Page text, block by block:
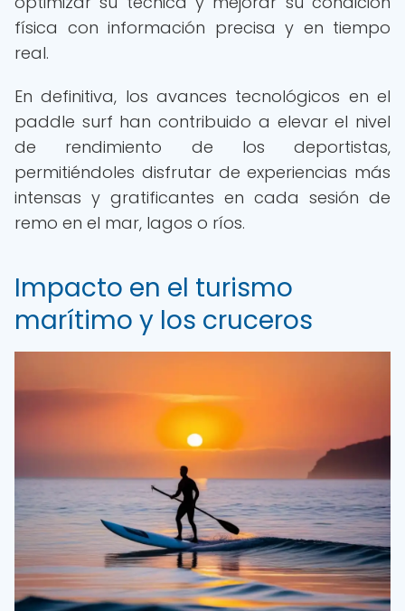
física con información precisa y en tiempo
real.
En definitiva, los avances tecnológicos en el
paddle surf han contribuido a elevar el nivel
de rendimiento de los deportistas,
permitiéndoles disfrutar de experiencias más
intensas y gratificantes en cada sesión de
remo en el mar, lagos o ríos.
Impacto en el turismo
marítimo y los cruceros